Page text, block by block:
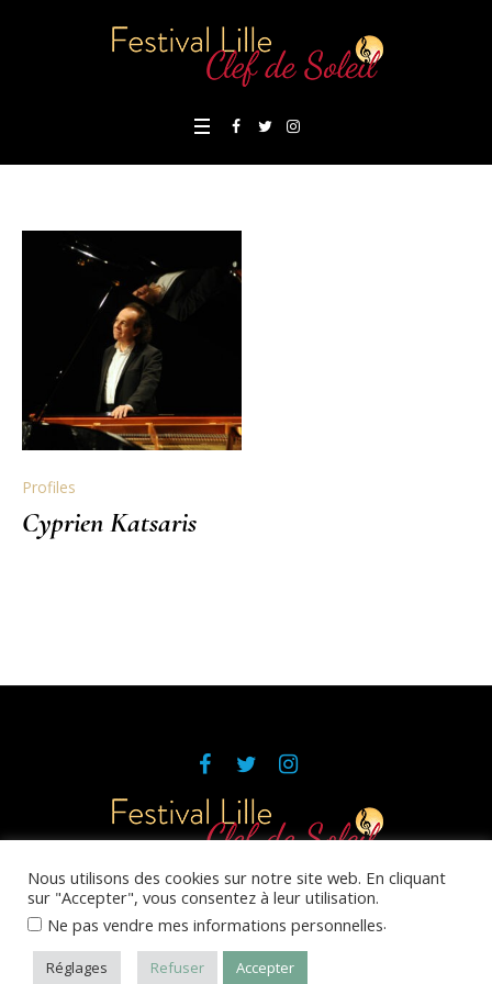
Profiles
Cyprien Katsaris
Réalisation et maintenance du siteEmilia Webdesign
Politique de confidentialité/ © 2020 Clef de Soleil
Nous utilisons des cookies sur notre site web. En cliquant
sur "Accepter", vous consentez à leur utilisation.
Ne pas vendre mes informations personnelles.
Réglages Refuser Accepter